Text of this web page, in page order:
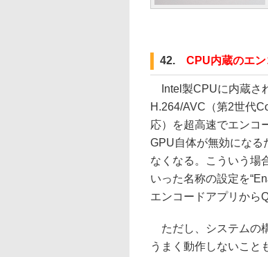
42. CPU内蔵のエ
Intel製CPUに内蔵さ
H.264/AVC（第2世代
応）を超高速でエンコ
GPU自体が無効になる
なくなる。こういう場
いった名称の設定を
エンコードアプリから
ただし、システムの
うまく動作しないこと